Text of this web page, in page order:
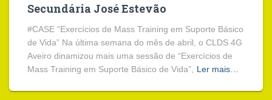
Secundária José Estevão
#CASE “Exercícios de Mass Training em Suporte Básico
de Vida” Na última semana do mês de abril, o CLDS 4G
Aveiro dinamizou mais uma sessão de “Exercícios de
Mass Training em Suporte Básico de Vida”,
Ler mais…